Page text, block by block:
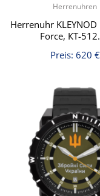
Herrenuhren
Herrenuhr
Force, КT-
Preis: 620 €